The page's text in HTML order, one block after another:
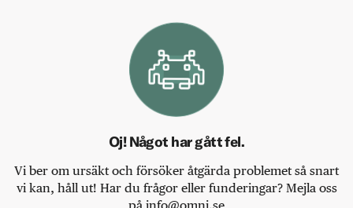
Oj! Något har gått fel.
Vi ber om ursäkt och försöker åtgärda problemet så snart
vi kan, håll ut! Har du frågor eller funderingar? Mejla oss